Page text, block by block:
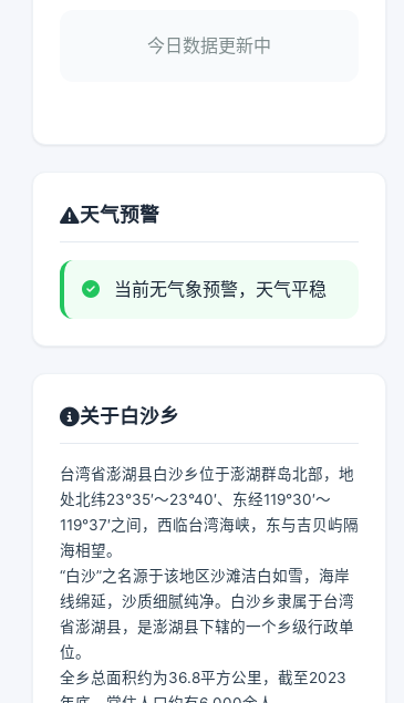
今日数据更新中
天气预警
当前无气象预警，天气平稳
关于白沙乡
台湾省澎湖县白沙乡位于澎湖群岛北部，地
处北纬23°35′～23°40′、东经119°30′～
119°37′之间，西临台湾海峡，东与吉贝屿隔
海相望。
“白沙”之名源于该地区沙滩洁白如雪，海岸
线绵延，沙质细腻纯净。白沙乡隶属于台湾
省澎湖县，是澎湖县下辖的一个乡级行政单
位。
全乡总面积约为36.8平方公里，截至2023